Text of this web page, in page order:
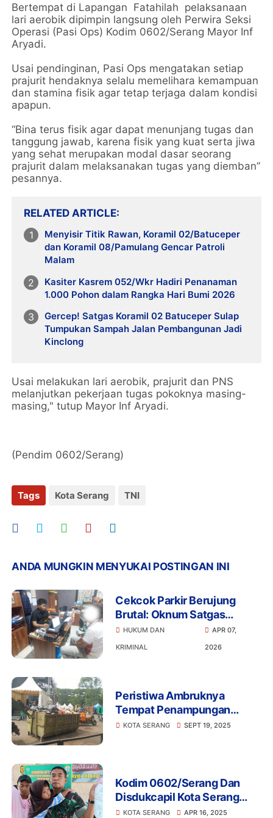
Bertempat di Lapangan Fatahilah pelaksanaan
lari aerobik dipimpin langsung oleh Perwira Seksi
Operasi (Pasi Ops) Kodim 0602/Serang Mayor Inf
Aryadi.
Usai pendinginan, Pasi Ops mengatakan setiap
prajurit hendaknya selalu memelihara kemampuan
dan stamina fisik agar tetap terjaga dalam kondisi
apapun.
“Bina terus fisik agar dapat menunjang tugas dan
tanggung jawab, karena fisik yang kuat serta jiwa
yang sehat merupakan modal dasar seorang
prajurit dalam melaksanakan tugas yang diemban”
pesannya.
RELATED ARTICLE
Menyisir Titik Rawan, Koramil 02/Batuceper
dan Koramil 08/Pamulang Gencar Patroli
Malam
Kasiter Kasrem 052/Wkr Hadiri Penanaman
1.000 Pohon dalam Rangka Hari Bumi 2026
Gercep! Satgas Koramil 02 Batuceper Sulap
Tumpukan Sampah Jalan Pembangunan Jadi
Kinclong
Usai melakukan lari aerobik, prajurit dan PNS
melanjutkan pekerjaan tugas pokoknya masing-
masing," tutup Mayor Inf Aryadi.
(Pendim 0602/Serang)
Tags Kota Serang TNI
ANDA MUNGKIN MENYUKAI POSTINGAN INI
Cekcok Parkir Berujung
Brutal: Oknum Satgas
Stadion Maulana Yusuf Hajar
Korban Pakai Tongkat
HUKUM DAN
KRIMINAL
APR 07,
2026
Peristiwa Ambruknya
Tempat Penampungan
Sampah Sementara di
KOTA SERANG SEPT 19, 2025
Kodim 0602/Serang Dan
Disdukcapil Kota Serang
Wujudkan Mimpi Anak Panti
KOTA SERANG APR 16, 2025